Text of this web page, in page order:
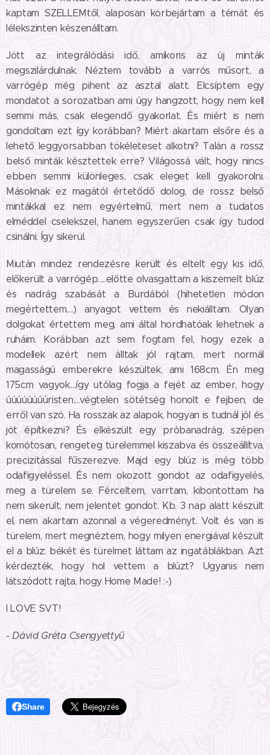
kaptam SZELLEMtől, alaposan körbejártam a témát és
lélekszinten készenálltam.
Jött az integrálódási idő, amikoris az új minták
megszilárdulnak. Néztem tovább a varrós műsort, a
varrógép még pihent az asztal alatt. Elcsíptem egy
mondatot a sorozatban ami úgy hangzott, hogy nem kell
semmi más, csak elegendő gyakorlat. És miért is nem
gondoltam ezt így korábban? Miért akartam elsőre és a
lehető leggyorsabban tökéleteset alkotni? Talán a rossz
belső minták késztettek erre? Világossá vált, hogy nincs
ebben semmi különleges, csak eleget kell gyakorolni.
Másoknak ez magától értetődő dolog, de rossz belső
mintákkal ez nem egyértelmű, mert nem a tudatos
elméddel cselekszel, hanem egyszerűen csak így tudod
csinálni. Így sikerül.
Miután mindez rendezésre került és eltelt egy kis idő,
előkerült a varrógép.....előtte olvasgattam a kiszemelt blúz
és nadrág szabását a Burdából (hihetetlen módon
megértettem....) anyagot vettem és nekiálltam. Olyan
dolgokat értettem meg, ami által hordhatóak lehetnek a
ruháim. Korábban azt sem fogtam fel, hogy ezek a
modellek azért nem álltak jól rajtam, mert normál
magasságú emberekre készültek, ami 168cm. Én meg
175cm vagyok....így utólag fogja a fejét az ember, hogy
úúúúúúúúristen....végtelen sötétség honolt e fejben, de
erről van szó. Ha rosszak az alapok, hogyan is tudnál jól és
jót építkezni? És elkészült egy próbanadrág, szépen
komótosan, rengeteg türelemmel kiszabva és összeállítva,
precizitással fűszerezve. Majd egy blúz is még több
odafigyeléssel. És nem okozott gondot az odafigyelés,
meg a türelem se. Férceltem, varrtam, kibontottam ha
nem sikerült, nem jelentet gondot. Kb. 3 nap alatt készült
el, nem akartam azonnal a végeredményt. Volt és van is
türelem, mert megnéztem, hogy milyen energiával készült
el a blúz: békét és türelmet láttam az ingatáblákban. Azt
kérdezték, hogy hol vettem a blúzt? Ugyanis nem
látszódott rajta, hogy Home Made! :-)
I LOVE SVT!
-Dávid Gréta Csengyettyű
Share